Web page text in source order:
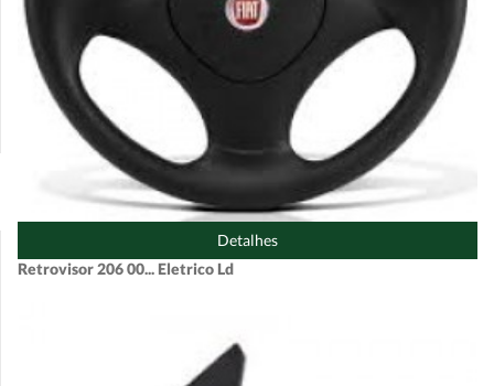
Detalhes
Retrovisor 206 00... Eletrico Ld